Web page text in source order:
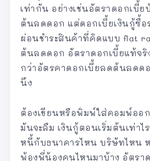
เท่ากัน อย่างเช่นอัตราดอกเบี้
ต้นลดดอก แต่ดอกเบี้ยเงินกู้ซื้อ
ผ่อนชำระสินค้าที่คิดแบบ flat
ต้นลดดอก อัตราดอกเบี้ยแท้จริ
กว่าอัตรคาดอกเบี้ยลดต้นลดด
นึง
ต้องเขียนหรือพิมพ์ใส่คอมพ์ออก
มันจะลืม เงินกู้ตอนเริ่มต้นเท่าไ
หนี้กับธนาคารไหน บริษัทไหน
พ้องพี่น้องคนไหนมาบ้าง อัตราด